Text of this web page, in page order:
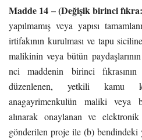
Madde 14 – (Değişik birinci
yapılmamış veya yapısı
irtifakının kurulması ve tapu
malikinin veya bütün
nci maddenin birinci
düzenlenen, yetkili kamu
anagayrimenkulün maliki veya
alınarak onaylanan ve
gönderilen proje ile (b) bendindeki